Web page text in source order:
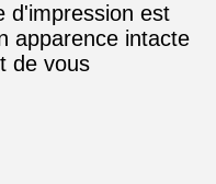
d'impression est
apparence intacte
de vous